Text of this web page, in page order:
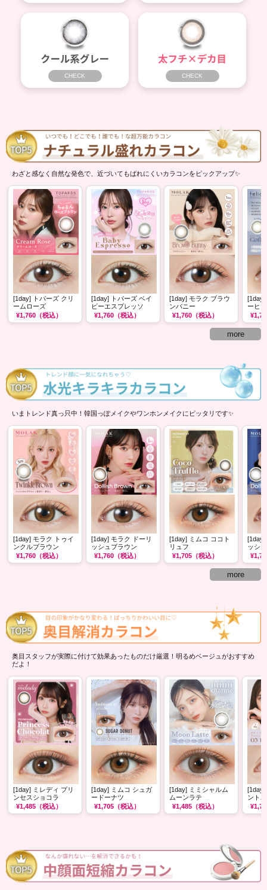
CHECK CHECK
わざと感なく自然な発色で、近づいてもばれにくいカラコンをピックアップ✨
[1day] トパーズ クリ
ームローズ
¥1,760 （税込）
[1day] トパーズ ベイ
ビーエスプレッソ
¥1,760 （税込）
[1day] モラク ブラウ
ンバニー
¥1,760 （税込）
[1day]
ーヒ
more
いまトレンド真っ只中！韓国っぽメイクやワンホンメイクにピッタリです✨
[1day] モラク トゥイ
ンクルブラウン
¥1,760 （税込）
[1day] モラク ドーリ
ッシュブラウン
¥1,760 （税込）
[1day] ミムコ ココト
リュフ
¥1,705 （税込）
[1day]
ッシ
more
奥目スタッフが実際に付けて効果あったものだけ厳選！明るめベージュがおすすめ
だよ！
[1day] ミレディ プリ
ンセスショコラ
¥1,485 （税込）
[1day] ミムコ シュガ
ードーナツ
¥1,705 （税込）
[1day] ミミシャルム
ムーンラテ
¥1,485 （税込）
[1day]
ント